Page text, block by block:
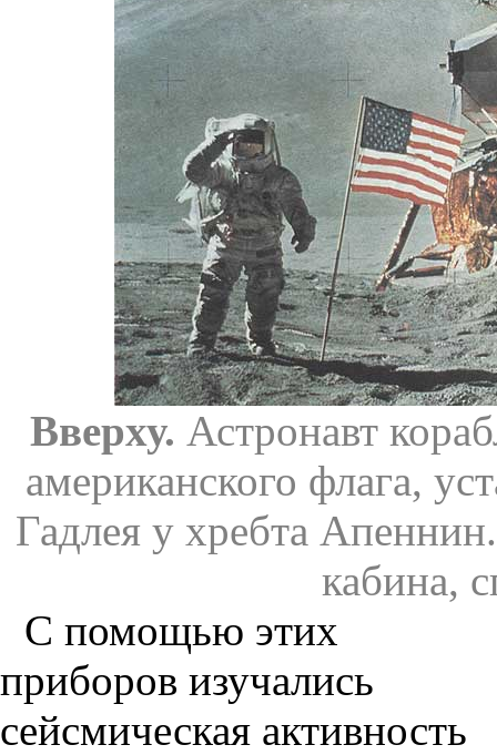
Вверху. Астронавт
американского флага,
Гадлея у хребта
кабина,
С помощью этих
приборов изучались
сейсмическая активность